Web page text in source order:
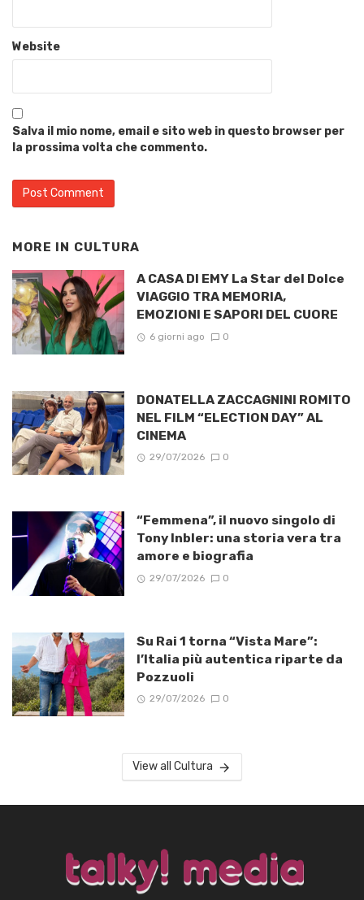
Website
Salva il mio nome, email e sito web in questo browser per
la prossima volta che commento.
MORE IN CULTURA
A CASA DI EMY La Star del Dolce
VIAGGIO TRA MEMORIA,
EMOZIONI E SAPORI DEL CUORE
6 giorni ago 0
DONATELLA ZACCAGNINI ROMITO
NEL FILM “ELECTION DAY” AL
CINEMA
29/07/2026 0
“Femmena”, il nuovo singolo di
Tony Inbler: una storia vera tra
amore e biografia
29/07/2026 0
Su Rai 1 torna “Vista Mare”:
l’Italia più autentica riparte da
Pozzuoli
29/07/2026 0
View all Cultura